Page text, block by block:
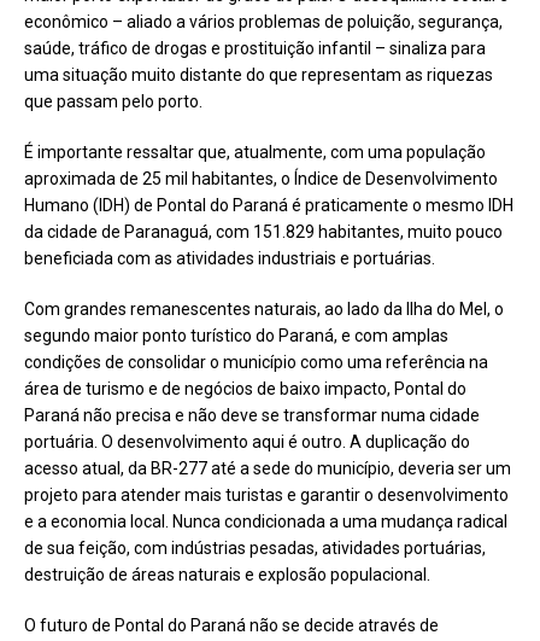
econômico – aliado a vários problemas de poluição, segurança,
saúde, tráfico de drogas e prostituição infantil – sinaliza para
uma situação muito distante do que representam as riquezas
que passam pelo porto.
É importante ressaltar que, atualmente, com uma população
aproximada de 25 mil habitantes, o Índice de Desenvolvimento
Humano (IDH) de Pontal do Paraná é praticamente o mesmo IDH
da cidade de Paranaguá, com 151.829 habitantes, muito pouco
beneficiada com as atividades industriais e portuárias.
Com grandes remanescentes naturais, ao lado da Ilha do Mel, o
segundo maior ponto turístico do Paraná, e com amplas
condições de consolidar o município como uma referência na
área de turismo e de negócios de baixo impacto, Pontal do
Paraná não precisa e não deve se transformar numa cidade
portuária. O desenvolvimento aqui é outro. A duplicação do
acesso atual, da BR-277 até a sede do município, deveria ser um
projeto para atender mais turistas e garantir o desenvolvimento
e a economia local. Nunca condicionada a uma mudança radical
de sua feição, com indústrias pesadas, atividades portuárias,
destruição de áreas naturais e explosão populacional.
O futuro de Pontal do Paraná não se decide através de